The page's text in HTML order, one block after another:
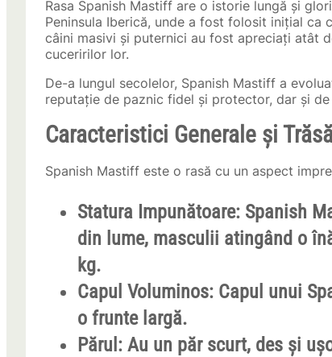
Rasa Spanish Mastiff are o istorie lungă și
Peninsula Iberică, unde a fost folosit inițial ca
câini masivi și puternici au fost apreciați atât
cuceririlor lor.
De-a lungul secolelor, Spanish Mastiff a
reputație de paznic fidel și protector, dar și
Caracteristici Generale și
Spanish Mastiff este o rasă cu un aspect
Statura Impunătoare: Spanish
din lume, masculii atingând o
kg.
Capul Voluminos: Capul unui
o frunte largă.
Părul: Au un păr scurt, des și